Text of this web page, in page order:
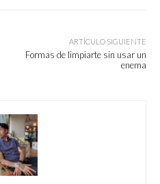
ARTÍCULO SIGUIENTE
Formas de limpiarte sin usar un
enema